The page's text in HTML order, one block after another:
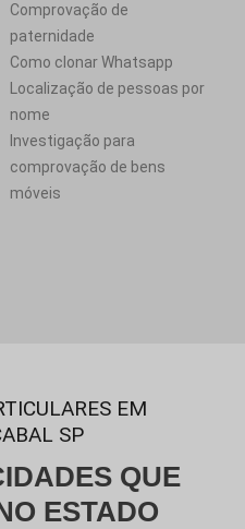
Comprovação de
paternidade
Como clonar Whatsapp
Localização de pessoas por
nome
Investigação para
comprovação de bens
móveis
EM
SP
QUE
ESTADO